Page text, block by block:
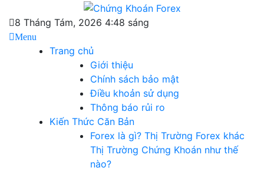
content
Chứng Khoán Forex
Blog chia sẻ về Chứng Khoán và Forex
8 Tháng Tám, 2026 4:48 sáng
Menu
Trang chủ
Giới thiệu
Chính sách bảo mật
Điều khoản sử dụng
Thông báo rủi ro
Kiến Thức Căn Bản
Forex là gì? Thị Trường Forex khác
Thị Trường Chứng Khoán như thế
nào?